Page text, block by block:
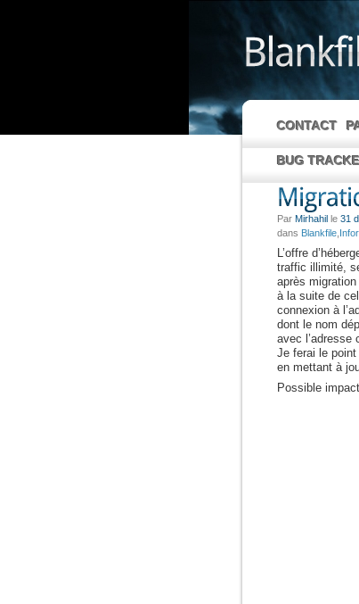
CONTACT
BUG
Par Mirhahil le 31
dans Blankfile
L’offre
traffic illimité,
après
à la suite de
connexion à
dont le nom
avec l’adresse
Je ferai le
en mettant à
Possible